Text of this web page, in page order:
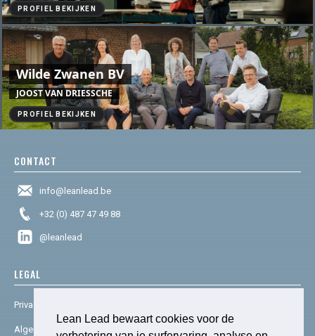
Lean Lead bewaart cookies voor de
PROFIEL BEKIJKEN
Wilde Zwanen BV
JOOST VAN DRIESSCHE
PROFIEL BEKIJKEN
CONTACT
info@leanlead.be
+32 (0) 487 47 49 88
@leanlead
LEGAL
Privacy & cookies
Algemene voorwaarden